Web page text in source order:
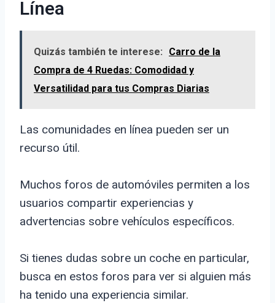
Línea
Quizás también te interese:
Carro de la
Compra de 4 Ruedas: Comodidad y
Versatilidad para tus Compras Diarias
Las comunidades en línea pueden ser un
recurso útil.
Muchos foros de automóviles permiten a los
usuarios compartir experiencias y
advertencias sobre vehículos específicos.
Si tienes dudas sobre un coche en particular,
busca en estos foros para ver si alguien más
ha tenido una experiencia similar.